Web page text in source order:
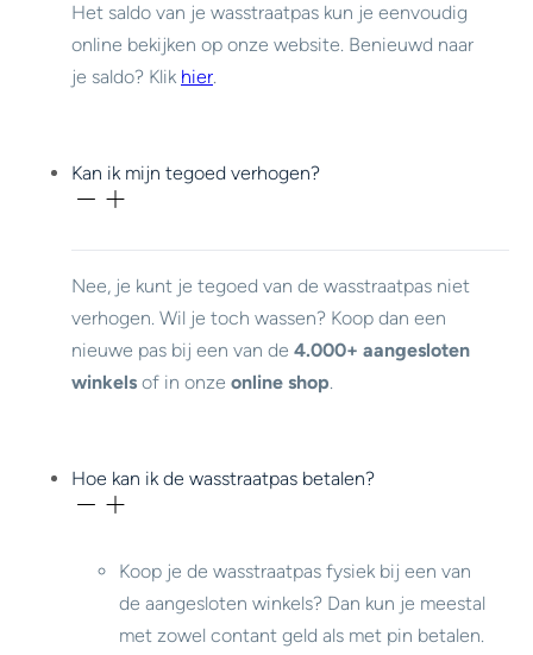
Het saldo van je wasstraatpas kun je eenvoudig
online bekijken op onze website. Benieuwd naar
je saldo? Klik hier.
Kan ik mijn tegoed verhogen?
Nee, je kunt je tegoed van de wasstraatpas niet
verhogen. Wil je toch wassen? Koop dan een
nieuwe pas bij een van de 4.000+ aangesloten
winkels of in onze online shop.
Hoe kan ik de wasstraatpas betalen?
Koop je de wasstraatpas fysiek bij een van
de aangesloten winkels? Dan kun je meestal
met zowel contant geld als met pin betalen.